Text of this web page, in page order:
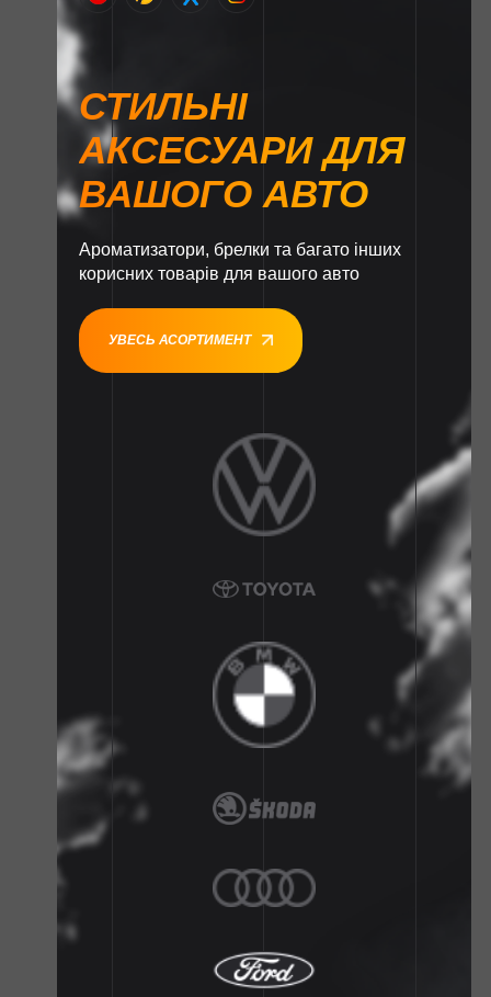
СТИЛЬНІ
АКСЕСУАРИ ДЛЯ
ВАШОГО АВТО
Ароматизатори, брелки та багато інших
корисних товарів для вашого авто
УВЕСЬ АСОРТИМЕНТ